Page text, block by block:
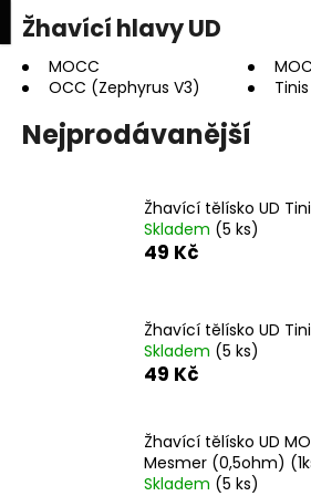
Přejít
na
obsah
Žhavící hlavy UD
MOCC
OCC (Zephyrus V3)
Tinis
Nejprodávanější
Žhavící tělísko UD
Skladem (5 ks)
49 Kč
Žhavící tělísko UD
Skladem (5 ks)
49 Kč
Žhavící tělísko UD
Mesmer (0,5ohm)
Skladem (5 ks)
o
C
o